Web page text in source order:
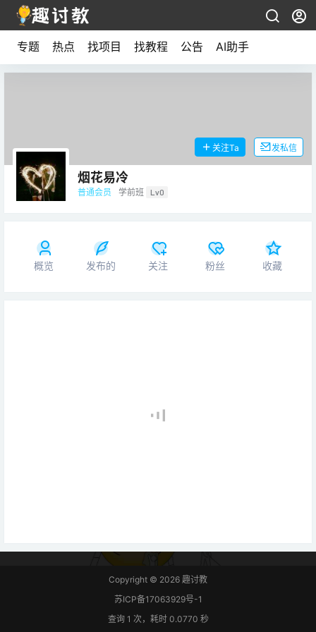
专题 热点 找项目 找教程 公告 AI助手
烟花易冷
普通会员 学前班 Lv0
关注Ta 发私信
概览 发布的 关注 粉丝 收藏
Copyright © 2026 趣讨教
苏ICP备17063929号-1
查询 1 次，耗时 0.0770 秒